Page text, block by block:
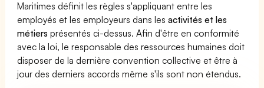
Maritimes définit les règles s'appliquant entre les
employés et les employeurs dans lesactivités et les
métiers présentés ci-dessus. Afin d'être en conformité
avec la loi, le responsable des ressources humaines doit
disposer de la dernière convention collective et être à
jour des derniers accords même s'ils sont non étendus.